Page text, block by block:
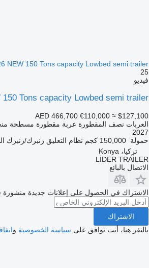
NEW 150 Tons capacity Lowbed semi trailer
25
فيديو
150 Tons capacity Lowbed semi trailer
AED 466,700 €110,000 ≈ $127,100
العربات نصف المقطورة عربة مقطورة مسطحة
2027
حمولة 150,000 كجم نظام التعليق زنبرك/زنبرك
تركيا، Konya
LİDER TRAİLER
الاتصال بالبائع
الاشتراك في الحصول على إعلانات جديدة منشورة
الاشتراك
بالنقر هنا، أنت توافق على سياسة الخصوصية و